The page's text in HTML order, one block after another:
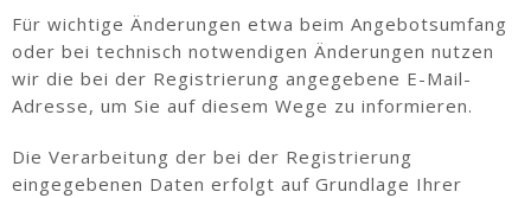
Für wichtige Änderungen etwa beim Angebotsumfang
oder bei technisch notwendigen Änderungen nutzen
wir die bei der Registrierung angegebene E-Mail-
Adresse, um Sie auf diesem Wege zu informieren.
Die Verarbeitung der bei der Registrierung
eingegebenen Daten erfolgt auf Grundlage Ihrer